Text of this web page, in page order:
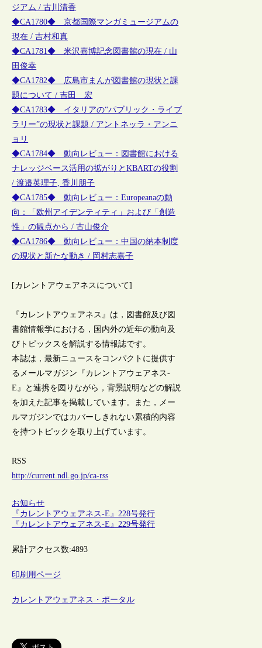
ジアム / 古川清香
◆CA1780◆ 京都国際マンガミュージアムの
現在 / 吉村和真
◆CA1781◆ 米沢嘉博記念図書館の現在 / 山
田俊幸
◆CA1782◆ 広島市まんが図書館の現状と課
題について / 吉田 宏
◆CA1783◆ イタリアの“パブリック・ライブ
ラリー”の現状と課題 / アントネッラ・アンニ
ョリ
◆CA1784◆ 動向レビュー：図書館における
ナレッジベース活用の拡がりとKBARTの役割
/ 渡邉英理子, 香川朋子
◆CA1785◆ 動向レビュー：Europeanaの動
向：「欧州アイデンティティ」および「創造
性」の観点から / 古山俊介
◆CA1786◆ 動向レビュー：中国の納本制度
の現状と新たな動き / 岡村志嘉子
[カレントアウェアネスについて]
『カレントアウェアネス』は，図書館及び図
書館情報学における，国内外の近年の動向及
びトピックスを解説する情報誌です。
本誌は，最新ニュースをコンパクトに提供す
るメールマガジン『カレントアウェアネス-
E』と連携を図りながら，背景説明などの解説
を加えた記事を掲載しています。また，メー
ルマガジンではカバーしきれない累積的内容
を持つトピックを取り上げています。
RSS
http://current.ndl.go.jp/ca-rss
お知らせ
『カレントアウェアネス-E』228号発行
『カレントアウェアネス-E』229号発行
累計アクセス数:4893
印刷用ページ
カレントアウェアネス・ポータル